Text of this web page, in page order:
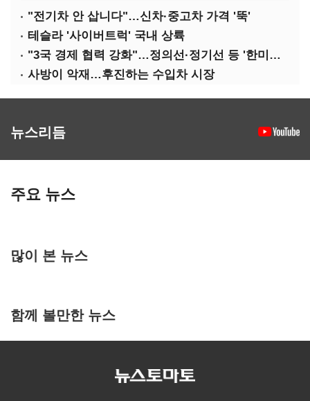
"전기차 안 삽니다"…신차·중고차 가격 '뚝'
테슬라 '사이버트럭' 국내 상륙
"3국 경제 협력 강화"…정의선·정기선 등 '한미일 경제대화' 참석
사방이 악재…후진하는 수입차 시장
뉴스리듬
주요 뉴스
많이 본 뉴스
함께 볼만한 뉴스